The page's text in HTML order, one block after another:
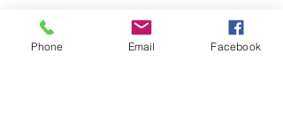
Phone Email Facebook